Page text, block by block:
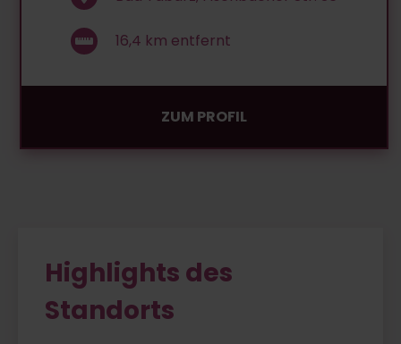
16,4 km entfernt
ZUM PROFIL
Highlights des
Standorts